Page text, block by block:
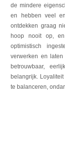
de mindere
en hebben veel
ontdekken graag
hoop nooit op, en
optimistisch
verwerken en
betrouwbaar,
belangrijk.
te balanceren,